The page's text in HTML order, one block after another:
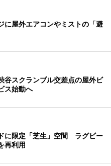
に屋外エアコンやミストの「避
谷スクランブル交差点の屋外ビ
ス始動へ
に限定「芝生」空間 ラグビー
再利用